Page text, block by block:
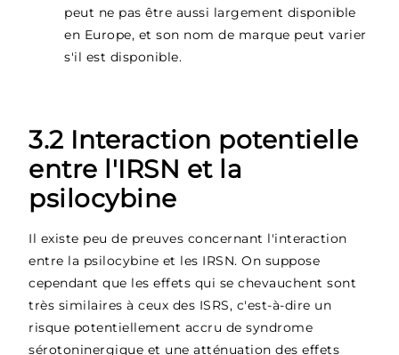
peut ne pas être aussi largement disponible
en Europe, et son nom de marque peut varier
s'il est disponible.
3.2 Interaction potentielle
entre l'IRSN et la
psilocybine
Il existe peu de preuves concernant l'interaction
entre la psilocybine et les IRSN. On suppose
cependant que les effets qui se chevauchent sont
très similaires à ceux des ISRS, c'est-à-dire un
risque potentiellement accru de syndrome
sérotoninergique et une atténuation des effets